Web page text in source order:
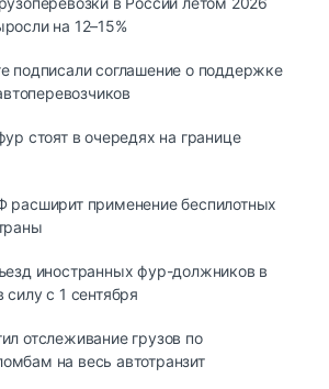
на 12–15%
подписали соглашение о поддержке
стоят в очередях на границе
расширит применение беспилотных
иностранных фур-должников в
с 1 сентября
отслеживание грузов по
на весь автотранзит